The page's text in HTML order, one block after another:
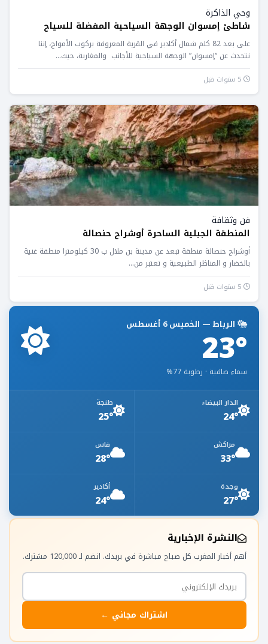
وحي الذاكرة
شاطئ إمسوان الوجهة السياحية المفضلة للسياح
على بعد 82 كلم شمال أكادير في القرية المعروفة بركوب الأمواج، إننا
نتحدث عن “إمسوان” الوجهة السياحية للأجانب والمغاربة، حيث...
فن وثقافة
المنطقة الجبلية الساحرة أوشراح حنصالة
أوشراح حنصالة منطقة تبعد عن مدينة بن ملال ب 30 كيلومترا منطقة غنية
بالخضار و المناظر الطبيعية و تعتبر من...
الرباط — الخميس 6 أغسطس
23°
سماء صافية · رطوبة 77%
الدار البيضاء
24°
طنجة
25°
مراكش
33°
فاس
28°
وجدة
27°
أكادير
24°
النشرة الإخبارية
أهم أخبار المغرب كل صباح مباشرة في بريدك. انضم لـ 120,000 مشترك.
اشتراك مجاني ←